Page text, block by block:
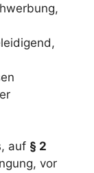
auf § 2
vor